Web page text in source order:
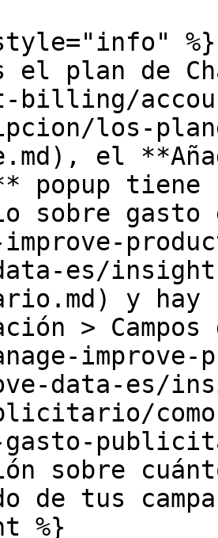
%}
el plan de
billing/
los-
el
popup tiene
sobre gasto
improve-
es/
y hay
>
data-es/
sobre
de tus
%}